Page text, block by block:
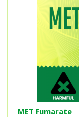
MET Fumarate